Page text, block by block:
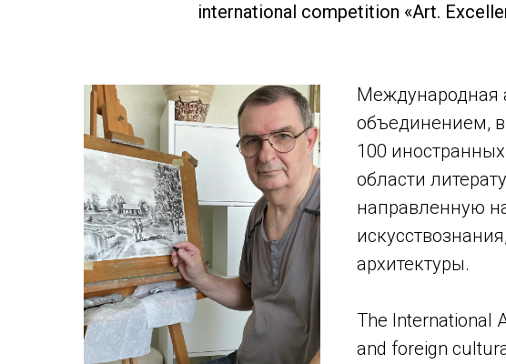
international competition «Art.
Международная
объединением, в
100
области
направленную
архитектуры.
The International
and foreign